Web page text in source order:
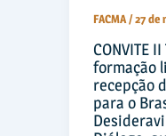
FACMA/27 de
CONVITE
formação
recepção
para o